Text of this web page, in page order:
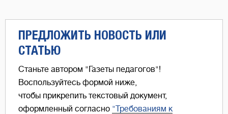
ПРЕДЛОЖИТЬ НОВОСТЬ ИЛИ
СТАТЬЮ
Станьте автором "Газеты педагогов"!
Воспользуйтесь формой ниже,
чтобы прикрепить текстовый документ,
оформленный согласно "Требованиям к